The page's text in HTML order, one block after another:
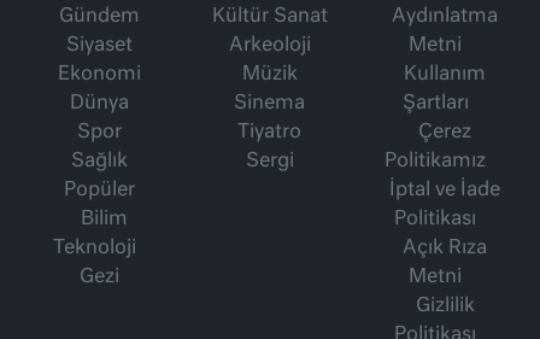
Gündem
Siyaset
Ekonomi
Dünya
Spor
Sağlık
Popüler
Bilim
Teknoloji
Gezi
Kültür Sanat
Arkeoloji
Müzik
Sinema
Tiyatro
Sergi
Aydınlatma
Metni
Kullanım
Şartları
Çerez
Politikamız
İptal ve İade
Politikası
Açık Rıza
Metni
Gizlilik